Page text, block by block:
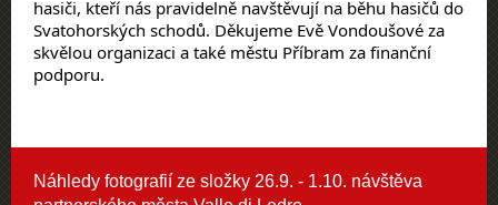
hasiči, kteří nás pravidelně navštěvují na běhu hasičů do
Svatohorských schodů. Děkujeme Evě Vondoušové za
skvělou organizaci a také městu Příbram za finanční
podporu.
Náhledy fotografií ze složky 26.9. - 1.10. návštěva